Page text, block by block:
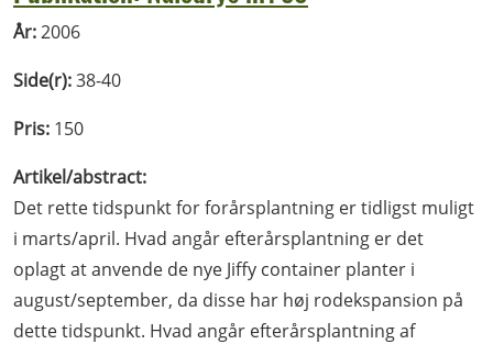
År:2006
Side(r):38-40
Pris: 150
Artikel/abstract:
Det rette tidspunkt for forårsplantning er tidligst muligt
i marts/april. Hvad angår efterårsplantning er det
oplagt at anvende de nye Jiffy container planter i
august/september, da disse har høj rodekspansion på
dette tidspunkt. Hvad angår efterårsplantning af